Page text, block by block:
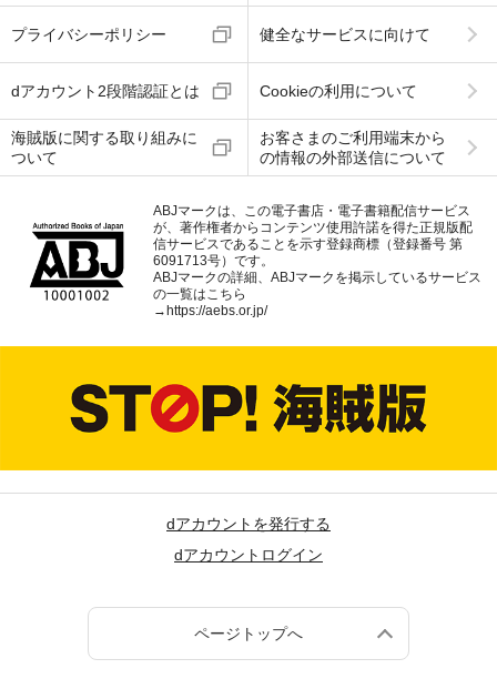
プライバシーポリシー 健全なサービスに向けて
dアカウント2段階認証とは Cookieの利用について
海賊版に関する取り組みに
ついて
お客さまのご利用端末から
の情報の外部送信について
ABJマークは、この電子書店・電子書籍配信サービス
が、著作権者からコンテンツ使用許諾を得た正規版配
信サービスであることを示す登録商標（登録番号 第
6091713号）です。
ABJマークの詳細、ABJマークを掲示しているサービス
の一覧はこちら
→ https://aebs.or.jp/
dアカウントを発行する
dアカウントログイン
ページトップへ